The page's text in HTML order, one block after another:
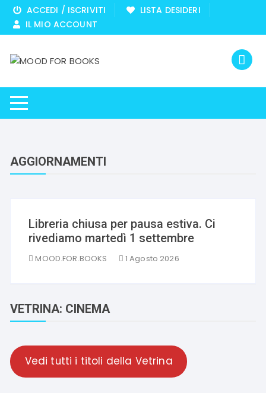
Vai
contenuto
ACCEDI / ISCRIVITI
LISTA DESIDERI
IL MIO ACCOUNT
AGGIORNAMENTI
Libreria chiusa per pausa estiva. Ci
rivediamo martedì 1 settembre
MOOD.FOR.BOOKS 1 Agosto 2026
VETRINA: CINEMA
Vedi tutti i titoli della Vetrina